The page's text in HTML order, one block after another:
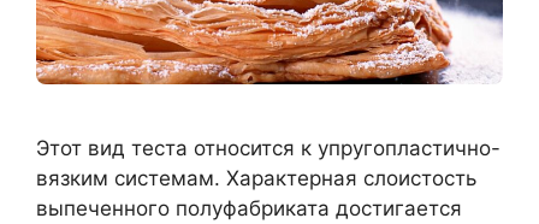
Этот вид теста относится к упругопластично-
вязким системам. Характерная слоистость
выпеченного полуфабриката достигается